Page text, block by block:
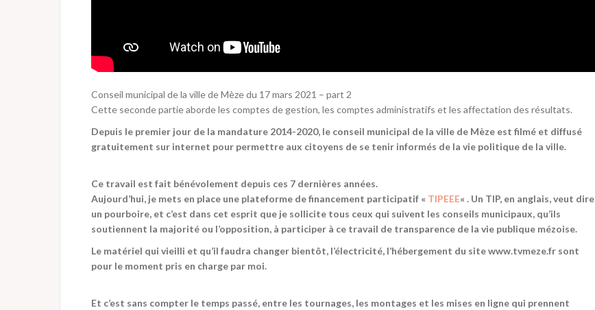
Conseil municipal de la ville de Mèze du 17 mars 2021 – part 2
Cette seconde partie aborde les comptes de gestion, les comptes administratifs et les affectation des résultats.
Depuis le premier jour de la mandature 2014-2020, le conseil municipal de la ville de Mèze est filmé et diffusé
gratuitement sur internet pour permettre aux citoyens de se tenir informés de la vie politique de la ville.
Ce travail est fait bénévolement depuis ces 7 dernières années.
Aujourd’hui, je mets en place une plateforme de financement participatif « TIPEEE« . Un TIP, en anglais, veut dire
un pourboire, et c’est dans cet esprit que je sollicite tous ceux qui suivent les conseils municipaux, qu’ils
soutiennent la majorité ou l’opposition, à participer à ce travail de transparence de la vie publique mézoise.
Le matériel qui vieilli et qu’il faudra changer bientôt, l’électricité, l’hébergement du site www.tvmeze.fr sont
pour le moment pris en charge par moi.
Et c’est sans compter le temps passé, entre les tournages, les montages et les mises en ligne qui prennent